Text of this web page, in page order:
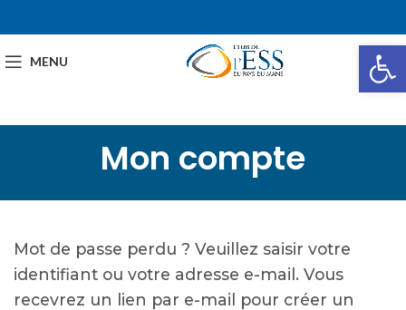
MENU
Mon compte
Mot de passe perdu ? Veuillez saisir votre
identifiant ou votre adresse e-mail. Vous
recevrez un lien par e-mail pour créer un